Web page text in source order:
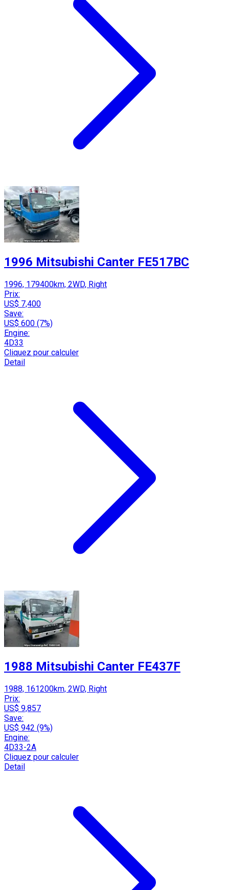
1996 Mitsubishi Canter FE517BC
1996, 179400km, 2WD, Right
Prix:
US$ 7,400
Save:
US$ 600 (7%)
Engine:
4D33
Cliquez pour calculer
Detail
1988 Mitsubishi Canter FE437F
1988, 161200km, 2WD, Right
Prix:
US$ 9,857
Save:
US$ 942 (9%)
Engine:
4D33-2A
Cliquez pour calculer
Detail